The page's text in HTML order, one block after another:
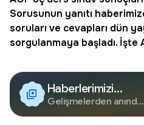
Sorusunun yanıtı
soruları ve cevapları dün
sorgulanmaya başladı. İşte
Haberlerimizi
Google'da Takip
Edin
Gelişmelerden anında